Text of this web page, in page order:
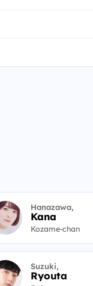
Hanazawa,
Kana
Kozame-chan
Suzuki,
Ryouta